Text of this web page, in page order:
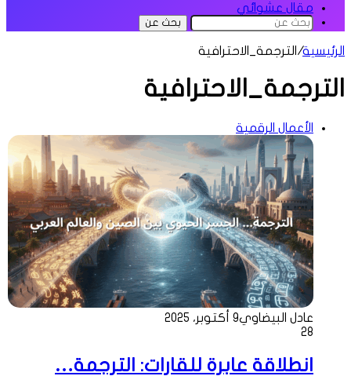
مقال عشوائي
بحث عن
الرئيسية/ الترجمة_الاحترافية
الترجمة_الاحترافية
الأعمال الرقمية
عادل البيضاوي9 أكتوبر، 2025
28
انطلاقة عابرة للقارات: الترجمة…